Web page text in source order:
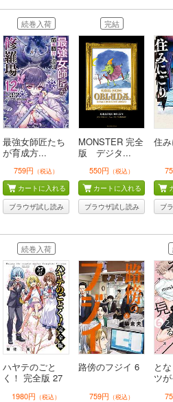
続巻入荷
最強女師匠たち
が育成方...
759円 （税込）
カートに入れる
ブラウザ試し読み
完結
MONSTER 完全
版 デジタ...
550円 （税込）
カートに入れる
ブラウザ試し読み
住
ブ
続巻入荷
ハヤテのごと
く！ 完全版 27
1980円 （税込）
路傍のフジイ 6
759円 （税込）
と
ツ